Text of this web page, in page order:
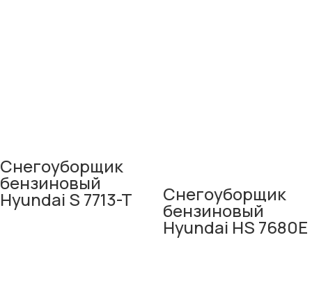
Снегоуборщик
бензиновый
Hyundai S 7713-T Снегоуборщик
бензиновый
Hyundai HS 7680E